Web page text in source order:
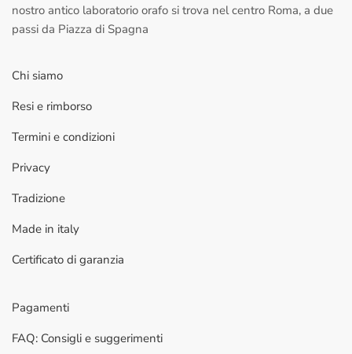
nostro antico laboratorio orafo si trova nel centro Roma, a due
passi da Piazza di Spagna
Chi siamo
Resi e rimborso
Termini e condizioni
Privacy
Tradizione
Made in italy
Certificato di garanzia
Pagamenti
FAQ: Consigli e suggerimenti